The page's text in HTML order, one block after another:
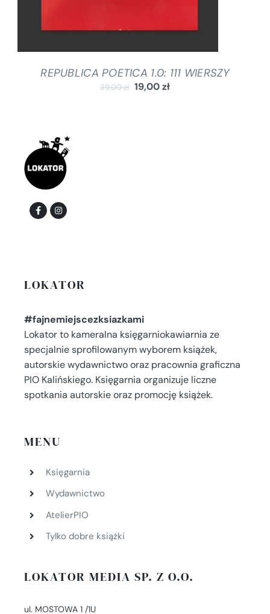
REPUBLICA POETICA 1.0: 111 WIERSZY
39,00zł 19,00zł
LOKATOR
#fajnemiejscezksiazkami
Lokator to kameralna księgarniokawiarnia ze
specjalnie sprofilowanym wyborem książek,
autorskie wydawnictwo oraz pracownia graficzna
PIO Kalińskiego. Księgarnia organizuje liczne
spotkania autorskie oraz promocję książek.
MENU
Księgarnia
Wydawnictwo
AtelierPIO
Tylko dobre książki
LOKATOR MEDIA SP. Z O.O.
ul. MOSTOWA 1 /1U